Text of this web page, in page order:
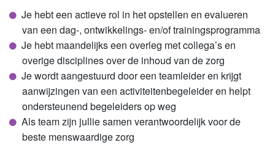
Je hebt een actieve rol in het opstellen en evalueren
van een dag-, ontwikkelings- en/of trainingsprogramma
Je hebt maandelijks een overleg met collega’s en
overige disciplines over de inhoud van de zorg
Je wordt aangestuurd door een teamleider en krijgt
aanwijzingen van een activiteitenbegeleider en helpt
ondersteunend begeleiders op weg
Als team zijn jullie samen verantwoordelijk voor de
beste menswaardige zorg